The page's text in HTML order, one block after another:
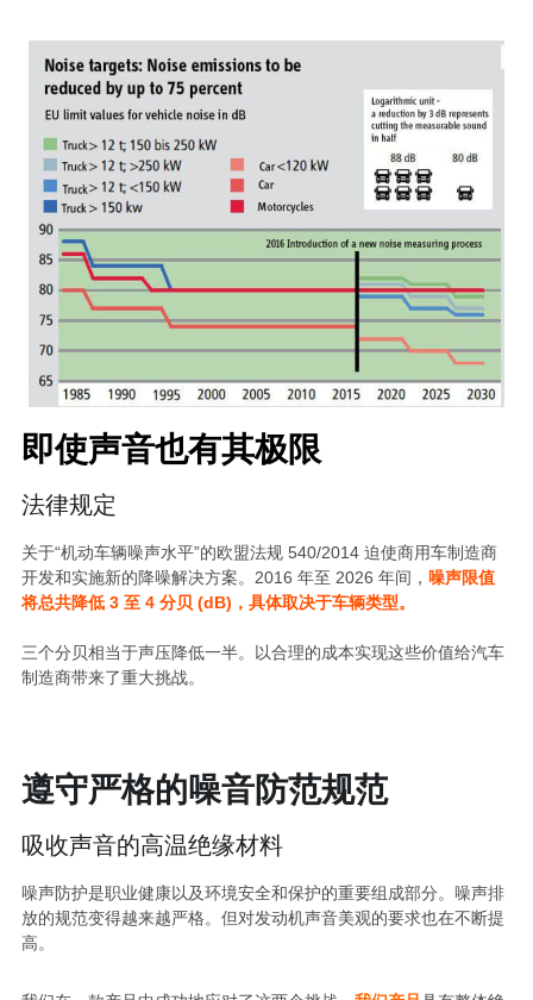
即使声音也有其极限
法律规定
关于“机动车辆噪声水平”的欧盟法规 540/2014 迫使商用车制造商
开发和实施新的降噪解决方案。2016 年至 2026 年间， 噪声限值
将总共降低 3 至 4 分贝 (dB)，具体取决于车辆类型。
三个分贝相当于声压降低一半。以合理的成本实现这些价值给汽车
制造商带来了重大挑战。
遵守严格的噪音防范规范
吸收声音的高温绝缘材料
噪声防护是职业健康以及环境安全和保护的重要组成部分。噪声排
放的规范变得越来越严格。但对发动机声音美观的要求也在不断提
高。